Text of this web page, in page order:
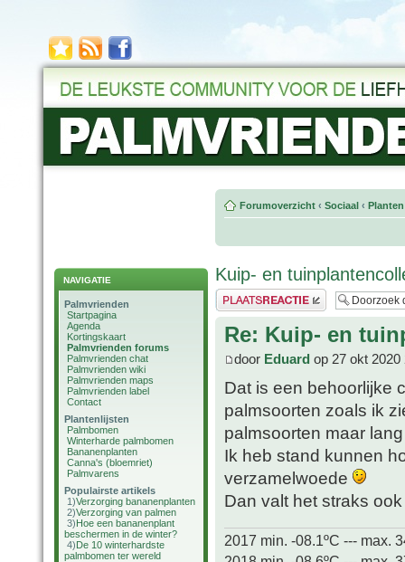
NAVIGATIE
Palmvrienden
Startpagina
Agenda
Kortingskaart
Palmvrienden forums
Palmvrienden chat
Palmvrienden wiki
Palmvrienden maps
Palmvrienden label
Contact
Plantenlijsten
Palmbomen
Winterharde palmbomen
Bananenplanten
Canna's (bloemriet)
Palmvarens
Populairste artikels
1)Verzorging bananenplanten
2)Verzorging van palmen
3)Hoe een bananenplant
beschermen in de winter?
4)De 10 winterhardste
palmbomen ter wereld
Forumoverzicht ‹ Sociaal ‹
Kuip- en
Plaats een reactie
Re: Kuip- en
door Eduard op 27 okt 2020
Dat is een behoorlijke
palmsoorten zoals ik
palmsoorten maar
Ik heb stand kunnen
verzamelwoede
Dan valt het straks
2017 min. -08.1ºC --- max.